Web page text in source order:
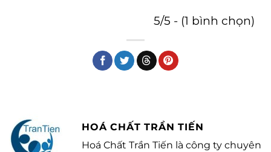
5/5 - (1 bình chọn)
HOÁ CHẤT TRẦN TIẾN
Hoá Chất Trần Tiến là công ty chuyên